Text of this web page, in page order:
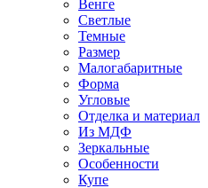
Венге
Светлые
Темные
Размер
Малогабаритные
Форма
Угловые
Отделка и материал
Из МДФ
Зеркальные
Особенности
Купе